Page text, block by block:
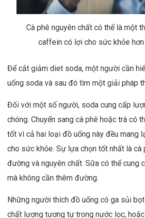
Cà phê nguyên chất có thể là một
caffein có lợi cho sức khỏe
Để cắt giảm diet soda, một người cần
uống soda và sau đó tìm một giải pháp
Đối với một số người, soda cung cấp
chóng. Chuyển sang cà phê hoặc trà có
tốt vì cả hai loại đồ uống này đều mang
cho sức khỏe. Sự lựa chọn tốt nhất là cà
đường và nguyên chất. Sữa có thể cung
mà không cần thêm đường.
Những người thích đồ uống có ga sủi
chất lượng tương tự trong nước lọc,